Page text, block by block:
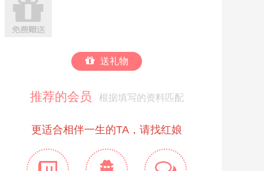
送礼物
推荐的会员 根据填写的资料匹配
更适合相伴一生的TA，请找红娘